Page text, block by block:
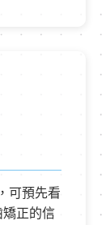
可預先看
矯正的信